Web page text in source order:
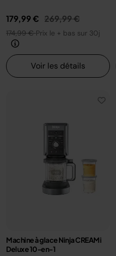
179,99 € Prix réduit de
269,99 €au
174,99 €Prix le + bas sur 30j
Voir les détails
Machine à glace Ninja CREAMi
Deluxe 10-en-1